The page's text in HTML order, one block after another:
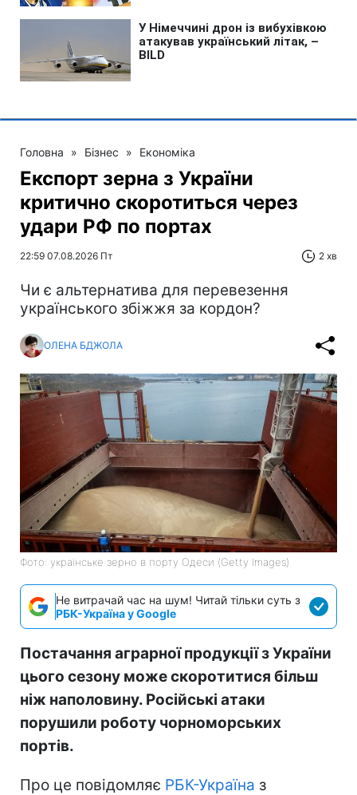
Головна » Бізнес » Економіка
Експорт зерна з України
критично скоротиться через
удари РФ по портах
22:59 07.08.2026 Пт 2 хв
Чи є альтернатива для перевезення
українського збіжжя за кордон?
ОЛЕНА БДЖОЛА
Фото: українське зерно в порту Одеси (Getty Images)
Не витрачай час на шум! Читай тільки суть з
РБК-Україна у Google
Постачання аграрної продукції з України
цього сезону може скоротитися більш
ніж наполовину. Російські атаки
порушили роботу чорноморських
портів.
Про це повідомляє РБК-Україна з